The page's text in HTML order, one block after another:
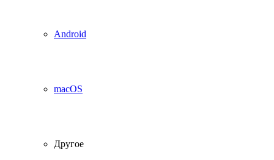
Android
macOS
Другое